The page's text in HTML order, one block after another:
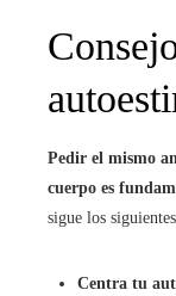
Pedir el mismo
cuerpo es
sigue los
Centra tu